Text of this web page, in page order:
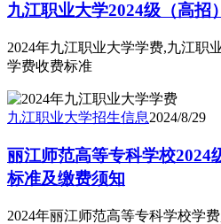
九江职业大学2024级（高招
2024年九江职业大学学费,九江职
学费收费标准
九江职业大学招生信息2024/8/29
丽江师范高等专科学校2024
标准及缴费须知
2024年丽江师范高等专科学校学